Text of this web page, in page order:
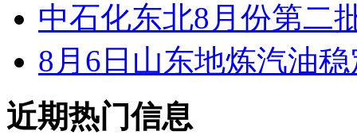
中石化东北8月份第二
8月6日山东地炼汽油
近期热门信息